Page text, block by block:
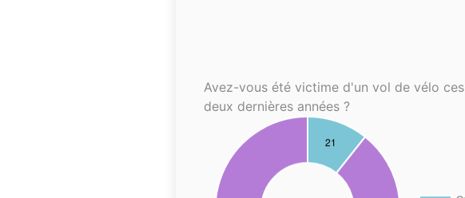
Avez-vous été victime d'un vol de vélo ces
deux dernières années ?